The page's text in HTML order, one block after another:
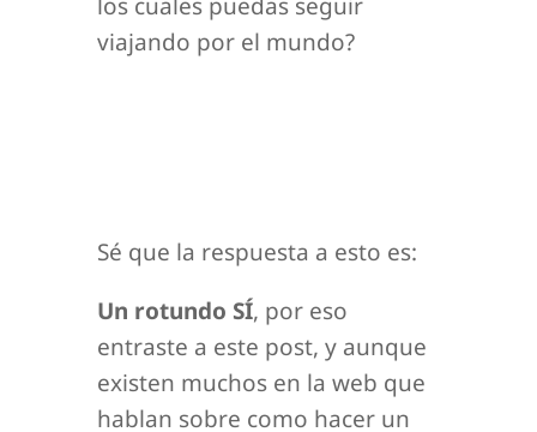
viajando por el mundo?
Sé que la respuesta a esto es:
Un rotundo SÍ, por eso
entraste a este post, y aunque
existen muchos en la web que
hablan sobre como hacer un